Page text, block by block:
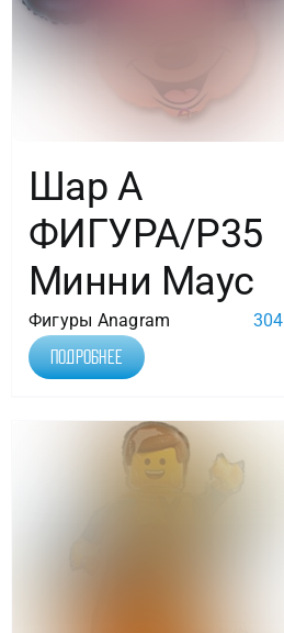
Шар А
ФИГУРА/Р35
Минни Маус
Фигуры Anagram 304
Подробнее